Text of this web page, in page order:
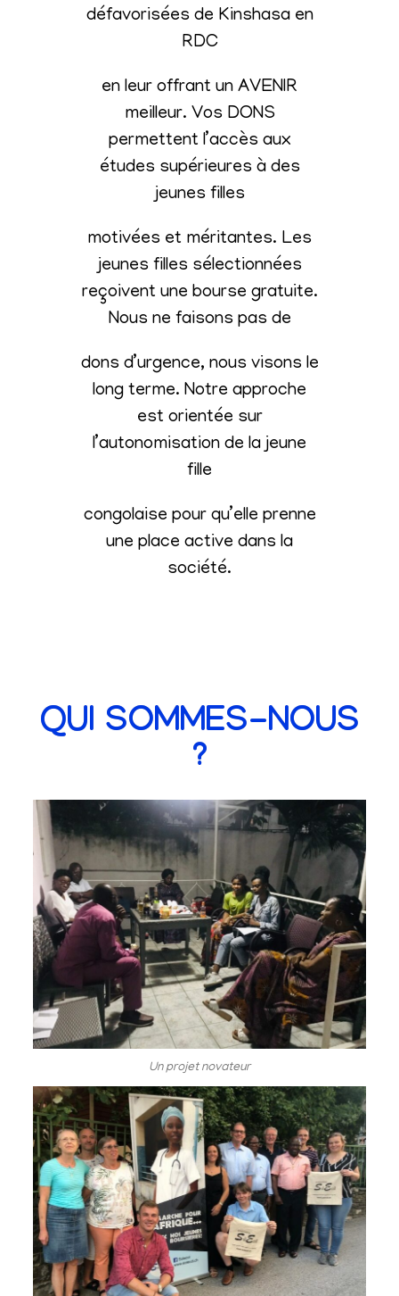
défavorisées de Kinshasa en
RDC
en leur offrant un AVENIR
meilleur. Vos DONS
permettent l’accès aux
études supérieures à des
jeunes filles
motivées et méritantes. Les
jeunes filles sélectionnées
reçoivent une bourse gratuite.
Nous ne faisons pas de
dons d’urgence, nous visons le
long terme. Notre approche
est orientée sur
l’autonomisation de la jeune
fille
congolaise pour qu’elle prenne
une place active dans la
société.
QUI SOMMES-NOUS
?
Un projet novateur